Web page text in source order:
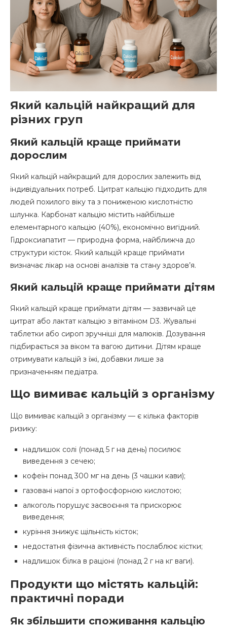
Який кальцій найкращий для
різних груп
Який кальцій краще приймати
дорослим
Який кальцій найкращий для дорослих залежить від
індивідуальних потреб. Цитрат кальцію підходить для
людей похилого віку та з пониженою кислотністю
шлунка. Карбонат кальцію містить найбільше
елементарного кальцію (40%), економічно вигідний.
Гідроксиапатит — природна форма, найближча до
структури кісток. Який кальцій краще приймати
визначає лікар на основі аналізів та стану здоров’я.
Який кальцій краще приймати дітям
Який кальцій краще приймати дітям — зазвичай це
цитрат або лактат кальцію з вітаміном D3. Жувальні
таблетки або сироп зручніші для малюків. Дозування
підбирається за віком та вагою дитини. Дітям краще
отримувати кальцій з їжі, добавки лише за
призначенням педіатра.
Що вимиває кальцій з організму
Що вимиває кальцій з організму — є кілька факторів
ризику:
надлишок солі (понад 5 г на день) посилює
виведення з сечею;
кофеїн понад 300 мг на день (3 чашки кави);
газовані напої з ортофосфорною кислотою;
алкоголь порушує засвоєння та прискорює
виведення;
куріння знижує щільність кісток;
недостатня фізична активність послаблює кістки;
надлишок білка в раціоні (понад 2 г на кг ваги).
Продукти що містять кальцій:
практичні поради
Як збільшити споживання кальцію